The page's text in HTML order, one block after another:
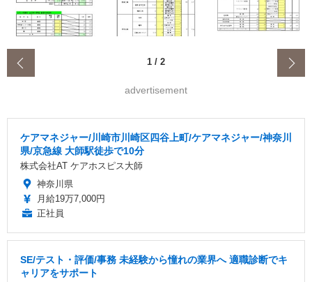
1 / 2
advertisement
ケアマネジャー/川崎市川崎区四谷上町/ケアマネジャー/神奈川
県/京急線 大師駅徒歩で10分
株式会社AT ケアホスピス大師
神奈川県
月給19万7,000円
正社員
SE/テスト・評価/事務 未経験から憧れの業界へ 適職診断でキ
ャリアをサポート